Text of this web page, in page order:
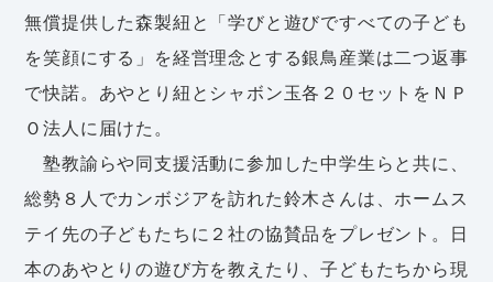
無償提供した森製紐と「学びと遊びですべての子ども
を笑顔にする」を経営理念とする銀鳥産業は二つ返事
で快諾。あやとり紐とシャボン玉各２０セットをＮＰ
Ｏ法人に届けた。
塾教諭らや同支援活動に参加した中学生らと共に、
総勢８人でカンボジアを訪れた鈴木さんは、ホームス
テイ先の子どもたちに２社の協賛品をプレゼント。日
本のあやとりの遊び方を教えたり、子どもたちから現